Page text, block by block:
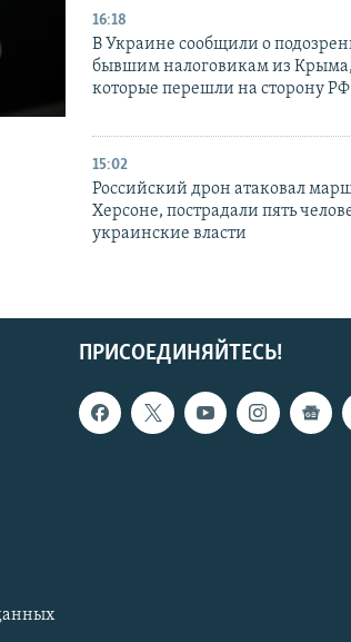
16:18
В Украине сообщили о
бывшим налоговикам из Крыма,
которые перешли на сторону РФ
15:02
Российский дрон атаковал
Херсоне, пострадали пять
украинские власти
ПРИСОЕДИНЯЙТЕСЬ!